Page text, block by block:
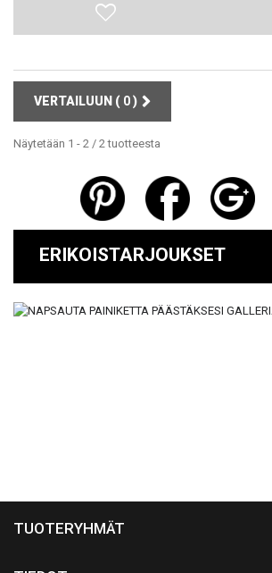
VERTAILUUN ( 0)
Näytetään 1 - 2 / 2 tuotteesta
ERIKOISTARJOUKSET
TUOTERYHMÄT